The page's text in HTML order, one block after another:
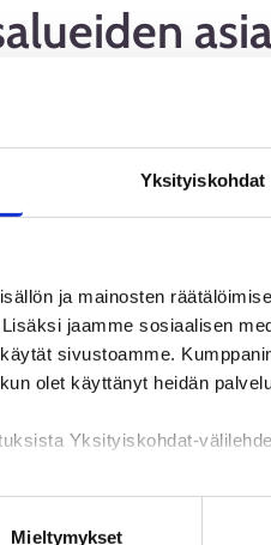
Yksityiskohdat
ja mainosten
jaamme sosiaalisen
sivustoamme.
olet käyttänyt heidän
Yksityiskohdat-
Mieltymykset
arviot
on julkaistu jo vuoden 2025
sisällöt
KEHA-